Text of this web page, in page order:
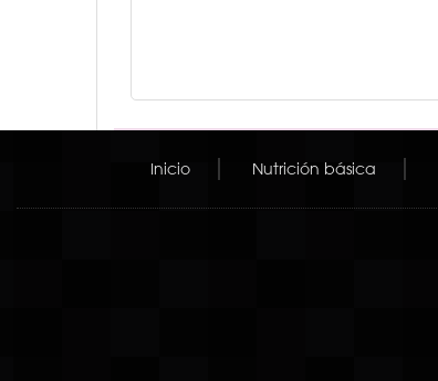
Inicio Nutrición básica